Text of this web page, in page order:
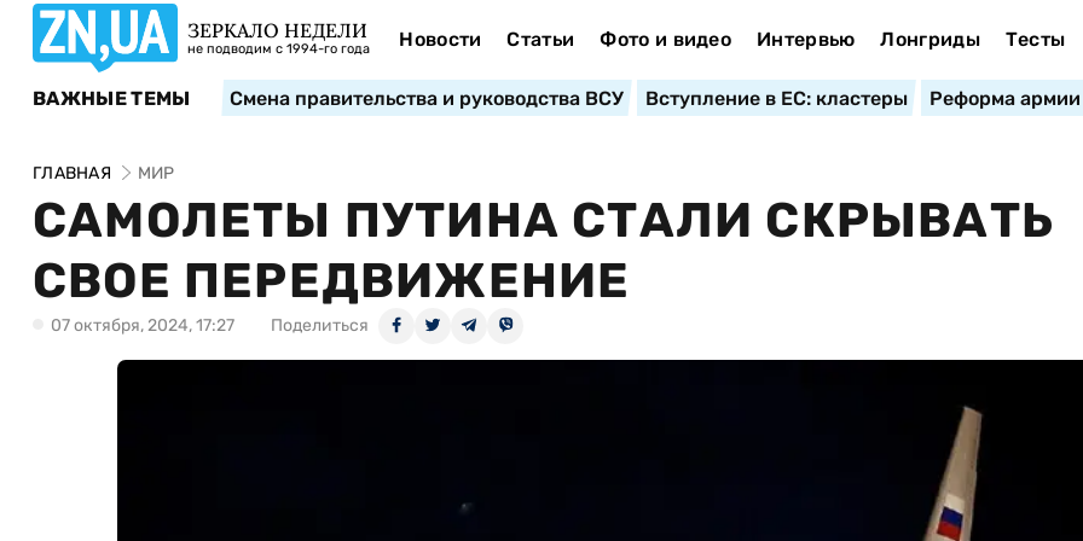
ЗЕРКАЛО НЕДЕЛИ
не подводим с 1994-го года Новости Статьи Фото и видео Интервью Лонгриды Тесты
ВАЖНЫЕ ТЕМЫ Смена правительства и руководства ВСУ Вступление в ЕС: кластеры Реформа армии
ГЛАВНАЯ МИР
САМОЛЕТЫ ПУТИНА СТАЛИ СКРЫВАТЬ
СВОЕ ПЕРЕДВИЖЕНИЕ
07 октября, 2024, 17:27 Поделиться